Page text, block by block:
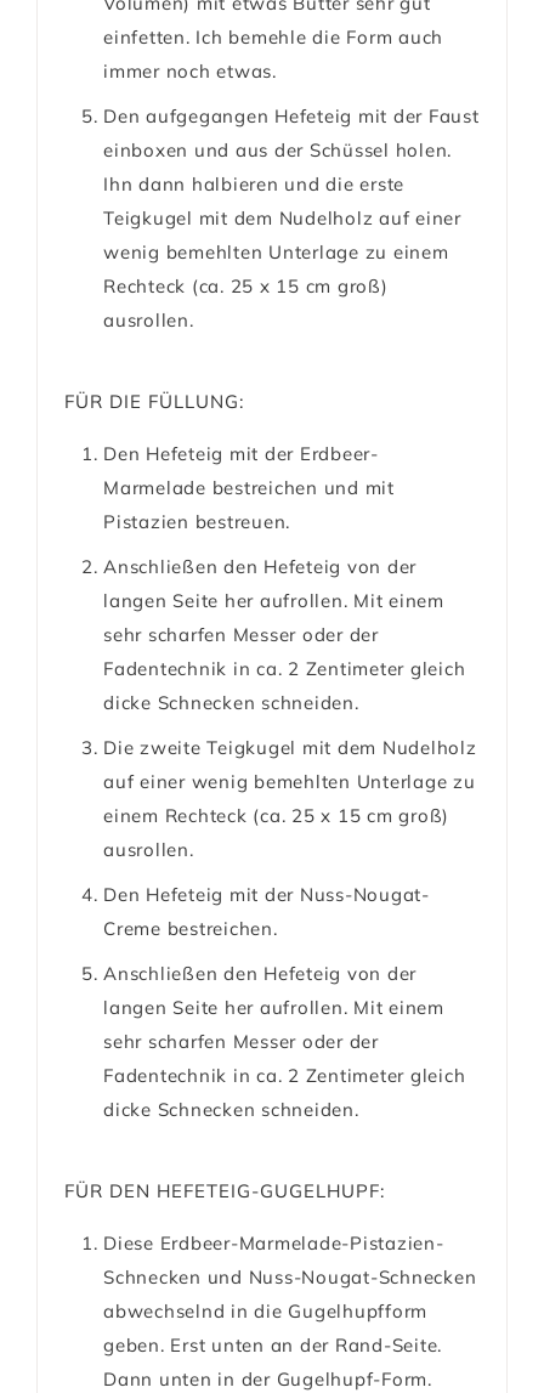
einfetten. Ich bemehle die Form auch
immer noch etwas.
Den aufgegangen Hefeteig mit der Faust
einboxen und aus der Schüssel holen.
Ihn dann halbieren und die erste
Teigkugel mit dem Nudelholz auf einer
wenig bemehlten Unterlage zu einem
Rechteck (ca. 25 x 15 cm groß)
ausrollen.
FÜR DIE FÜLLUNG:
Den Hefeteig mit der Erdbeer-
Marmelade bestreichen und mit
Pistazien bestreuen.
Anschließen den Hefeteig von der
langen Seite her aufrollen. Mit einem
sehr scharfen Messer oder der
Fadentechnik in ca. 2 Zentimeter gleich
dicke Schnecken schneiden.
Die zweite Teigkugel mit dem Nudelholz
auf einer wenig bemehlten Unterlage zu
einem Rechteck (ca. 25 x 15 cm groß)
ausrollen.
Den Hefeteig mit der Nuss-Nougat-
Creme bestreichen.
Anschließen den Hefeteig von der
langen Seite her aufrollen. Mit einem
sehr scharfen Messer oder der
Fadentechnik in ca. 2 Zentimeter gleich
dicke Schnecken schneiden.
FÜR DEN HEFETEIG-GUGELHUPF:
Diese Erdbeer-Marmelade-Pistazien-
Schnecken und Nuss-Nougat-Schnecken
abwechselnd in die Gugelhupfform
geben. Erst unten an der Rand-Seite.
Dann unten in der Gugelhupf-Form.